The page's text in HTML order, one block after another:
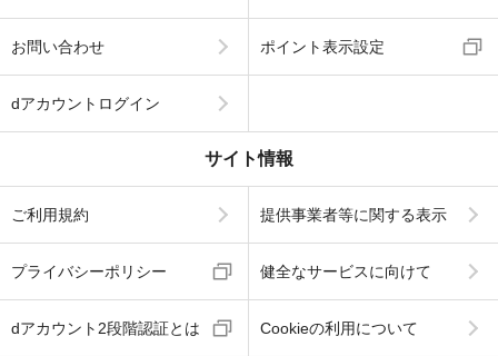
お問い合わせ ポイント表示設定
dアカウントログイン
サイト情報
ご利用規約 提供事業者等に関する表示
プライバシーポリシー 健全なサービスに向けて
dアカウント2段階認証とは Cookieの利用について